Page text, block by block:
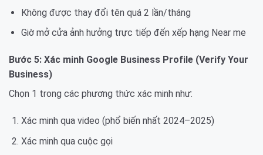
Không được thay đổi tên quá 2 lần/tháng
Giờ mở cửa ảnh hưởng trực tiếp đến xếp hạng Near me
Bước 5: Xác minh Google Business Profile (Verify Your
Business)
Chọn 1 trong các phương thức xác minh như:
Xác minh qua video (phổ biến nhất 2024–2025)
Xác minh qua cuộc gọi